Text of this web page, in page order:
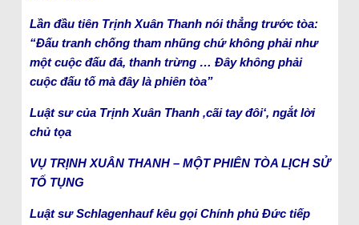
Lần đầu tiên Trịnh Xuân Thanh nói thẳng trước tòa:
“Đấu tranh chống tham nhũng chứ không phải như
một cuộc đấu đá, thanh trừng … Đây không phải
cuộc đấu tố mà đây là phiên tòa”
Luật sư của Trịnh Xuân Thanh ‚cãi tay đôi‘, ngắt lời
chủ tọa
VỤ TRỊNH XUÂN THANH – MỘT PHIÊN TÒA LỊCH SỬ
TỐ TỤNG
Luật sư Schlagenhauf kêu gọi Chính phủ Đức tiếp